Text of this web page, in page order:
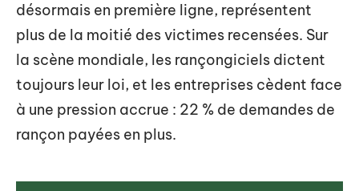
désormais en première ligne, représentent
plus de la moitié des victimes recensées. Sur
la scène mondiale, les rançongiciels dictent
toujours leur loi, et les entreprises cèdent face
à une pression accrue : 22 % de demandes de
rançon payées en plus.